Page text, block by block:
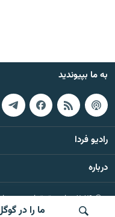
ما را در
به ما بپیوندید
رادیو فردا
درباره
© ۲۰۲۶ تمام حقوق این
محفوظ است.